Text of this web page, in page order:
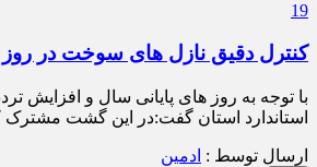
19
کنترل دقیق نازل های سوخت در روز
با توجه به روز های پایانی سال و افزایش
استاندارد استان گفت:در این گشت
ارسال توسط : ادمین